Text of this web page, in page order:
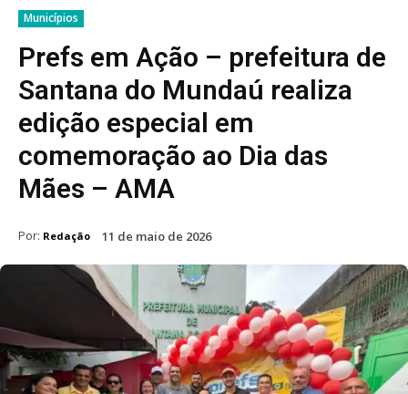
Municípios
Prefs em Ação – prefeitura de
Santana do Mundaú realiza
edição especial em
comemoração ao Dia das
Mães – AMA
Por: Redação 11 de maio de 2026